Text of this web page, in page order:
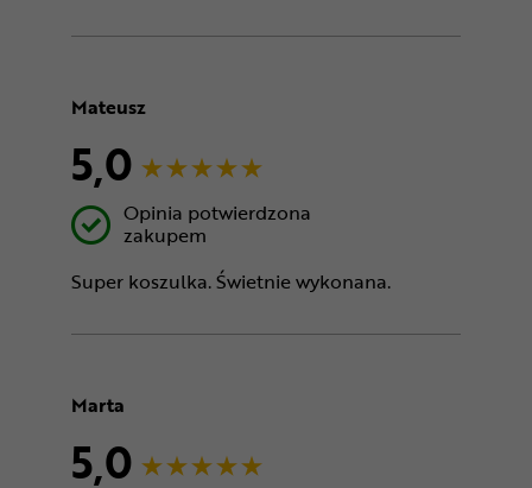
Mateusz
5,0
Opinia potwierdzona
zakupem
Super koszulka. Świetnie wykonana.
Marta
5,0